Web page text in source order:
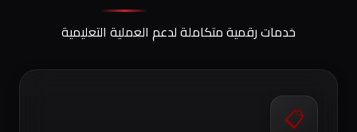
خدمات رقمية متكاملة لدعم العملية التعليمية
📋